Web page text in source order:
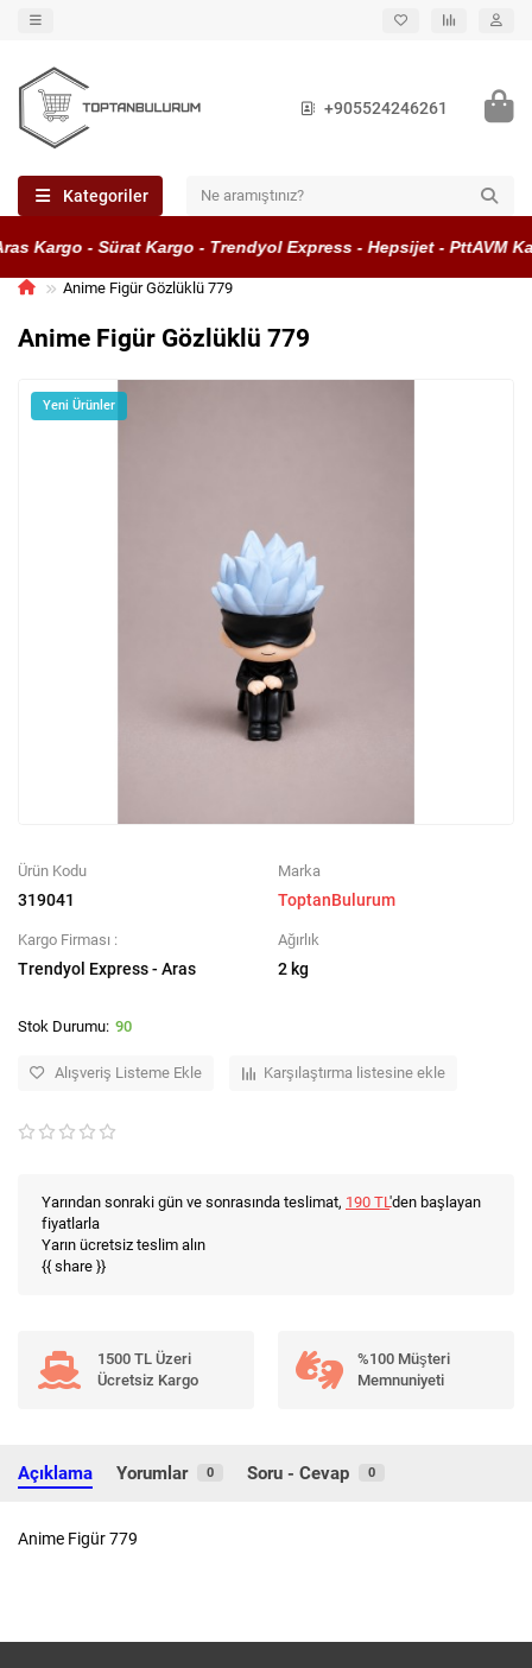
+905524246261
Kategoriler
Kargo - Sürat Kargo - Trendyol Express - Hepsijet - PttAVM
Anime Figür Gözlüklü 779
Anime Figür Gözlüklü 779
Yeni Ürünler
Ürün Kodu
319041
Marka
ToptanBulurum
Kargo Firması :
Trendyol Express - Aras
Ağırlık
2 kg
90
Alışveriş Listeme Ekle Karşılaştırma listesine ekle
Yarından sonraki gün ve sonrasında teslimat, 190 TL'den başlayan
fiyatlarla
Yarın ücretsiz teslim alın
{{ share }}
1500 TL Üzeri
Ücretsiz Kargo
%100 Müşteri
Memnuniyeti
Açıklama Yorumlar 0 Soru - Cevap 0
Anime Figür 779